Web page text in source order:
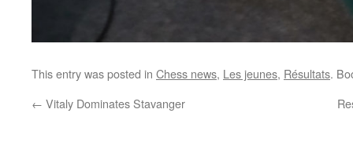
This entry was posted in Chess news, Les jeunes, Résultats.
← Vitaly Dominates Stavanger